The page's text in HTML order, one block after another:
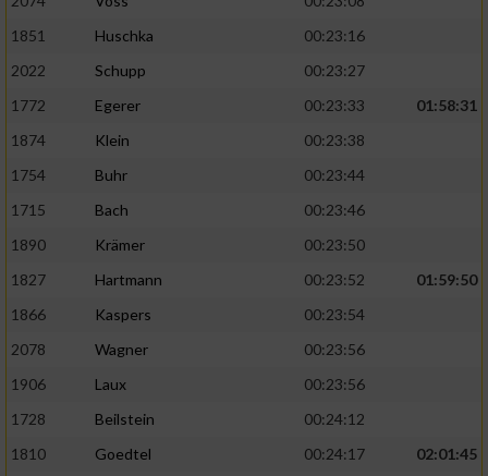
1851
Huschka
00:23:16
2022
Schupp
00:23:27
1772
Egerer 00:23:33
01:58:31
1874
Klein
00:23:38
1754
Buhr
00:23:44
1715
Bach
00:23:46
1890
Krämer
00:23:50
1827
Hartmann 00:23:52
01:59:50
1866
Kaspers
00:23:54
2078
Wagner
00:23:56
1906
Laux
00:23:56
1728
Beilstein
00:24:12
1810
Goedtel 00:24:17
02:01:45